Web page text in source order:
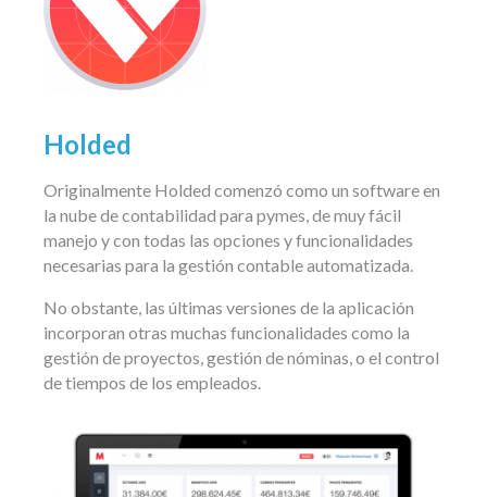
Holded
Originalmente Holded comenzó como un software en
la nube de contabilidad para pymes, de muy fácil
manejo y con todas las opciones y funcionalidades
necesarias para la gestión contable automatizada.
No obstante, las últimas versiones de la aplicación
incorporan otras muchas funcionalidades como la
gestión de proyectos, gestión de nóminas, o el control
de tiempos de los empleados.